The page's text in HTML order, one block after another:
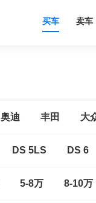
买车 卖车
奥迪 丰田 大
DS 5LS DS 6
5-8万 8-10万